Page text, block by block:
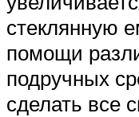
стеклянную
помощи
подручных
сделать все